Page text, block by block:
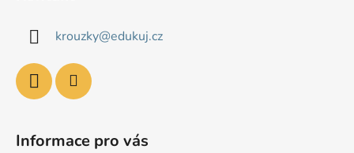
krouzky@edukuj.cz
Informace pro vás